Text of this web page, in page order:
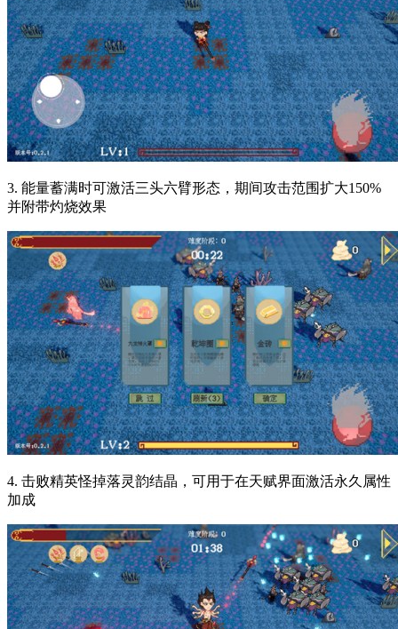
3. 能量蓄满时可激活三头六臂形态，期间攻击范围扩大150%
并附带灼烧效果
4. 击败精英怪掉落灵韵结晶，可用于在天赋界面激活永久属性
加成